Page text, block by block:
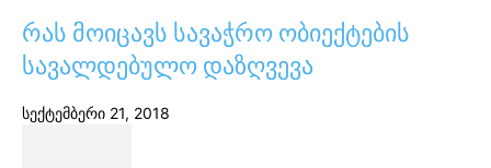
რას მოიცავს სავაჭრო ობიექტების
სავალდებულო დაზღვევა
სექტემბერი 21, 2018